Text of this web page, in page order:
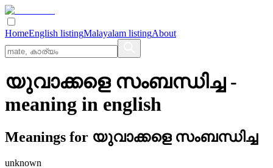
HomeEnglish listingMalayalam listingAbout
യുവാക്കളെ സംബന്ധിച്ച-
meaning in english
Meanings for യുവാക്കളെ സംബന്ധിച്ച
unknown